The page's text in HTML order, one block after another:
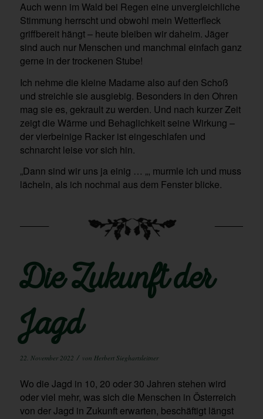
Auch wenn im Wald bei Regen eine unvergleichliche
Stimmung herrscht und obwohl mein Wetterfleck
griffbereit hängt – heute bleiben wir daheim. Jäger
sind auch nur Menschen und manchmal einfach ganz
gerne in der trockenen Stube!
Ich nehme die kleine Madame also auf den Schoß
und streichle sie ausgiebig. Besonders in den Ohren
mag sie es, gekrault zu werden. Und nach kurzer Zeit
zeigt die Wärme und Behaglichkeit seine Wirkung –
der vierbeinige Racker ist eingeschlafen und
schnarcht leise vor sich hin.
„Dann sind wir uns ja einig … „, murmle ich und muss
lächeln, als ich nochmal aus dem Fenster blicke.
Die Zukunft der
Jagd
22. November 2022 / von Herbert Sieghartsleitner
Wo die Jagd in 10, 20 oder 30 Jahren stehen wird
oder viel mehr, was sich die Menschen in Österreich
von der Jagd in Zukunft erwarten, beschäftigt längst